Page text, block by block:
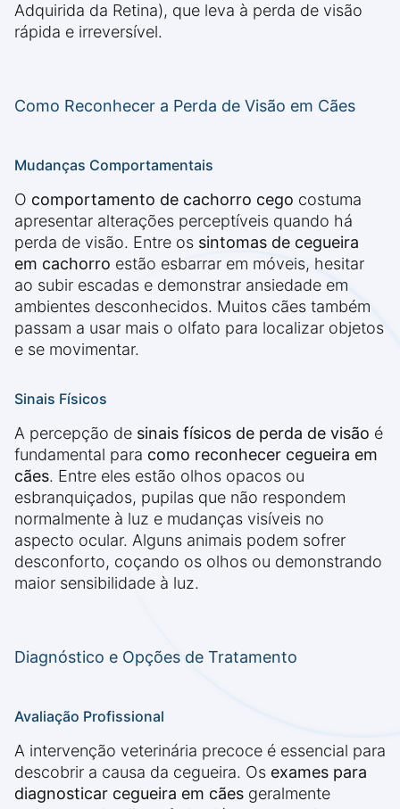
Adquirida da Retina), que leva à perda de visão
rápida e irreversível.
Como Reconhecer a Perda de Visão em Cães
Mudanças Comportamentais
O comportamento de cachorro cego costuma
apresentar alterações perceptíveis quando há
perda de visão. Entre os sintomas de cegueira
em cachorro estão esbarrar em móveis, hesitar
ao subir escadas e demonstrar ansiedade em
ambientes desconhecidos. Muitos cães também
passam a usar mais o olfato para localizar objetos
e se movimentar.
Sinais Físicos
A percepção de sinais físicos de perda de visão é
fundamental para como reconhecer cegueira em
cães. Entre eles estão olhos opacos ou
esbranquiçados, pupilas que não respondem
normalmente à luz e mudanças visíveis no
aspecto ocular. Alguns animais podem sofrer
desconforto, coçando os olhos ou demonstrando
maior sensibilidade à luz.
Diagnóstico e Opções de Tratamento
Avaliação Profissional
A intervenção veterinária precoce é essencial para
descobrir a causa da cegueira. Os exames para
diagnosticar cegueira em cães geralmente